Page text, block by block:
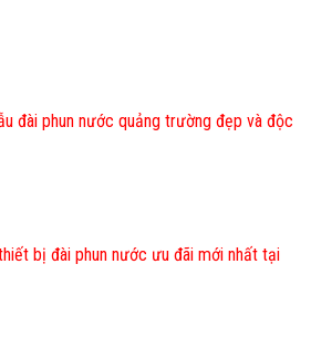
đài phun nước quảng trường đẹp và độc
bị đài phun nước ưu đãi mới nhất tại